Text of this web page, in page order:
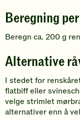
Beregning
Beregn ca. 200 g
Alternative
I stedet for
flatbiff eller
velge strimlet
alternativer enn å